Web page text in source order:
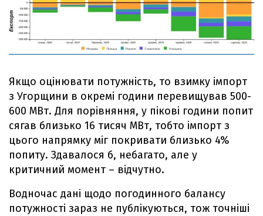
Якщо оцінювати потужність, то взимку імпорт
з Угорщини в окремі години перевищував 500-
600 МВт. Для порівняння, у пікові години попит
сягав близько 16 тисяч МВт, тобто імпорт з
цього напрямку міг покривати близько 4%
попиту. Здавалося б, небагато, але у
критичний момент – відчутно.
Водночас дані щодо погодинного балансу
потужності зараз не публікуються, тож точніші